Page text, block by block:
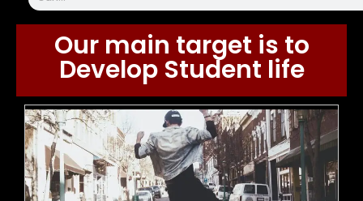
Our main target is to
Develop Student life